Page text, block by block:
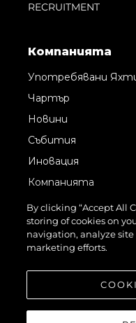
RECRUITMENT
Компанията
Употребявани
Чартър
Новини
Събития
Иновация
Компанията
Екипът
Лайфстайл
Наследство
By clicking “Accept All
storing of cookies on
navigation, analyze
marketing efforts.